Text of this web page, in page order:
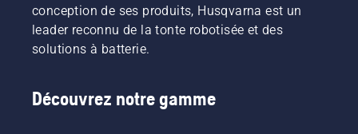
conception de ses produits, Husqvarna est un
leader reconnu de la tonte robotisée et des
solutions à batterie.
Découvrez notre gamme